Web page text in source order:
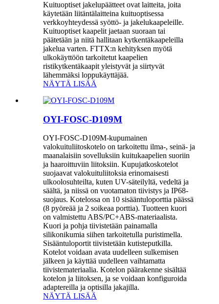
Kuituoptiset jakelupäätteet ovat laitteita, joita
käytetään liitäntälaitteina kuituoptisessa
verkkoyhteydessä syöttö- ja jakelukaapeleille.
Kuituoptiset kaapelit jaetaan suoraan tai
päätetään ja niitä hallitaan kytkentäkaapeleilla
jakelua varten. FTTX:n kehityksen myötä
ulkokäyttöön tarkoitetut kaapelien
ristikytkentäkaapit yleistyvät ja siirtyvät
lähemmäksi loppukäyttäjää.
NÄYTÄ LISÄÄ
OYI-FOSC-D109M
OYI-FOSC-D109M-kupumainen
valokuituliitoskotelo on tarkoitettu ilma-, seinä- ja
maanalaisiin sovelluksiin kuitukaapelien suoriin
ja haaroittuviin liitoksiin. Kupujatkoskotelot
suojaavat valokuituliitoksia erinomaisesti
ulkoolosuhteilta, kuten UV-säteilyltä, vedeltä ja
säältä, ja niissä on vuotamaton tiivistys ja IP68-
suojaus. Kotelossa on 10 sisääntuloporttia päässä
(8 pyöreää ja 2 soikeaa porttia). Tuotteen kuori
on valmistettu ABS/PC+ABS-materiaalista.
Kuori ja pohja tiivistetään painamalla
silikonikumia siihen tarkoitetulla puristimella.
Sisääntuloportit tiivistetään kutisteputkilla.
Kotelot voidaan avata uudelleen sulkemisen
jälkeen ja käyttää uudelleen vaihtamatta
tiivistemateriaalia. Kotelon päärakenne sisältää
kotelon ja liitoksen, ja se voidaan konfiguroida
adaptereilla ja optisilla jakajilla.
NÄYTÄ LISÄÄ